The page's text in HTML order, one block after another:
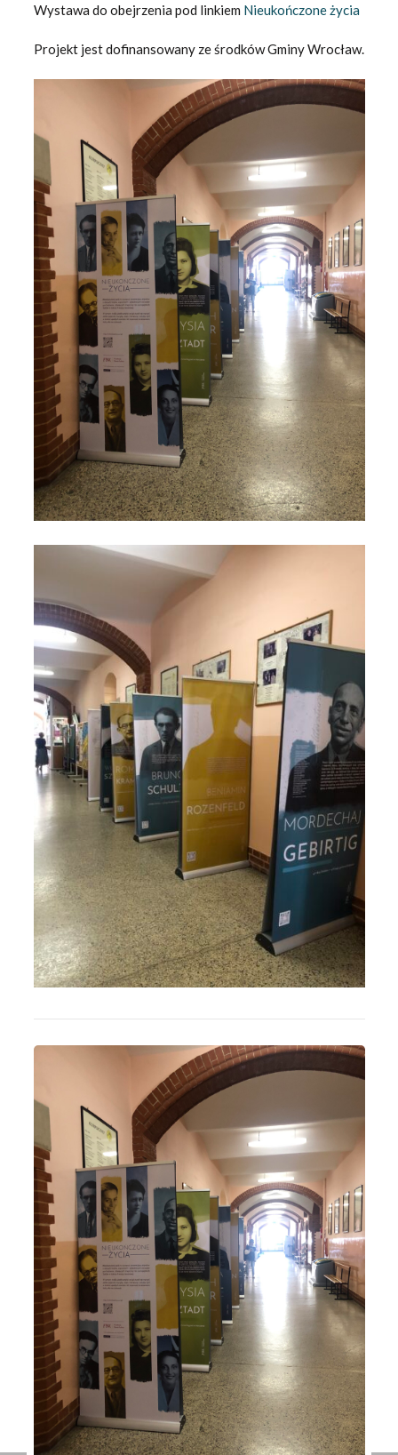
Wystawa do obejrzenia pod linkiem Nieukończone życia
Projekt jest dofinansowany ze środków Gminy Wrocław.